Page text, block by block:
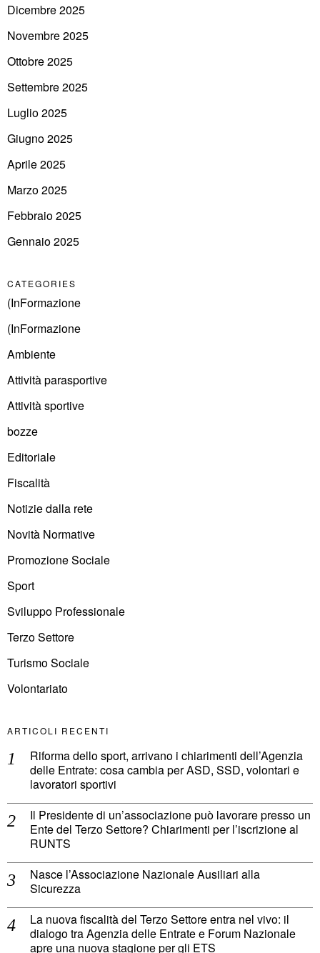
Dicembre 2025
Novembre 2025
Ottobre 2025
Settembre 2025
Luglio 2025
Giugno 2025
Aprile 2025
Marzo 2025
Febbraio 2025
Gennaio 2025
CATEGORIES
(InFormazione
(InFormazione
Ambiente
Attività parasportive
Attività sportive
bozze
Editoriale
Fiscalità
Notizie dalla rete
Novità Normative
Promozione Sociale
Sport
Sviluppo Professionale
Terzo Settore
Turismo Sociale
Volontariato
ARTICOLI RECENTI
Riforma dello sport, arrivano i chiarimenti dell’Agenzia
delle Entrate: cosa cambia per ASD, SSD, volontari e
lavoratori sportivi
Il Presidente di un’associazione può lavorare presso un
Ente del Terzo Settore? Chiarimenti per l’iscrizione al
RUNTS
Nasce l’Associazione Nazionale Ausiliari alla
Sicurezza
La nuova fiscalità del Terzo Settore entra nel vivo: il
dialogo tra Agenzia delle Entrate e Forum Nazionale
apre una nuova stagione per gli ETS